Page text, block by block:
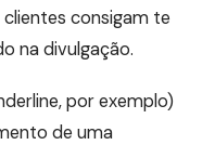
consigam te
na divulgação.
por exemplo)
de uma